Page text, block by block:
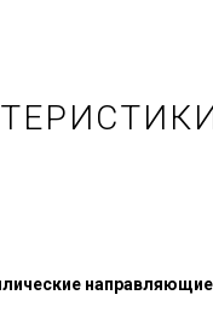
направляющие